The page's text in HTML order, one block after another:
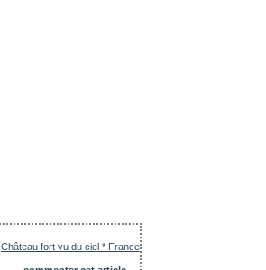
Château fort vu du ciel * France